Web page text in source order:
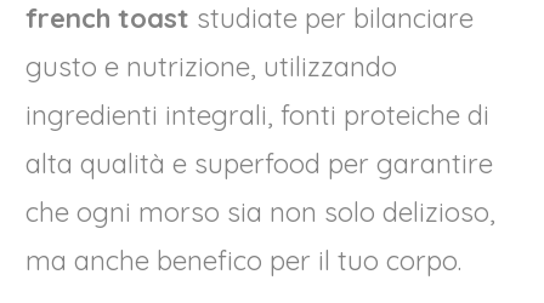
french toast studiate per bilanciare
gusto e nutrizione, utilizzando
ingredienti integrali, fonti proteiche di
alta qualità e superfood per garantire
che ogni morso sia non solo delizioso,
ma anche benefico per il tuo corpo.